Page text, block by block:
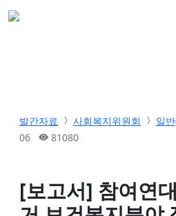
발간자료 사회복지위원회 일
06
81080
[보고서] 참여연